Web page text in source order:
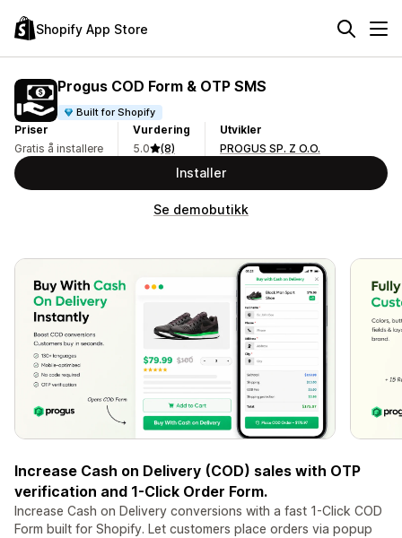
Shopify App Store
Progus COD Form & OTP SMS
Built for Shopify
Priser
Gratis å installere
Vurdering
5.0
(8)
Utvikler
PROGUS SP. Z O.O.
Installer
Se demobutikk
Increase Cash on Delivery (COD) sales with OTP
verification and 1-Click Order Form.
Increase Cash on Delivery conversions with a fast 1-Click COD
Form built for Shopify. Let customers place orders via popup